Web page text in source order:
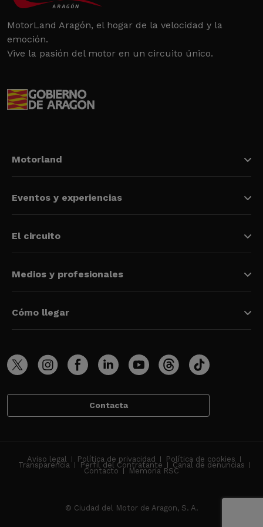
MotorLand Aragón, el hogar de la velocidad y la
emoción.
Vive la pasión del motor en un circuito único.
Motorland
Eventos y experiencias
El circuito
Medios y profesionales
Cómo llegar
Contacta
Aviso legal Política de privacidad Política de cookies
Transparencia Perfil del Contratante Canal de denuncias
Contacto Memoria RSC
© Ciudad del Motor de Aragon, S. A.